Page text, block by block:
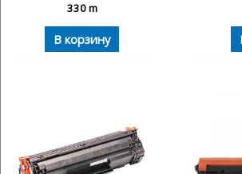
330m
В корзину